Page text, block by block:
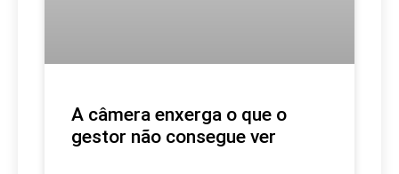
A câmera enxerga o que o
gestor não consegue ver